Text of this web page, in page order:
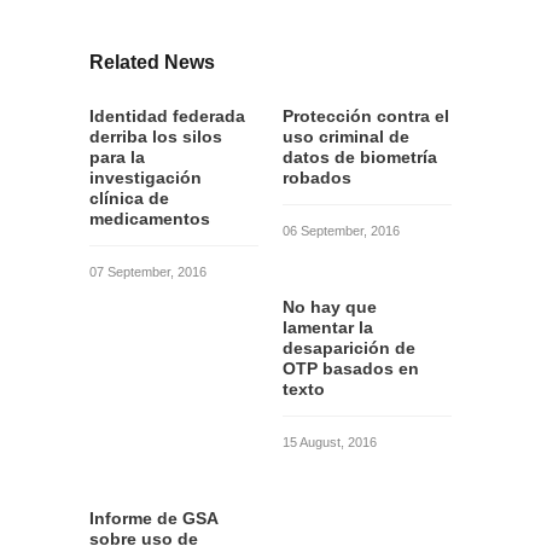
Related News
Identidad federada
derriba los silos
para la
investigación
clínica de
medicamentos
07 September, 2016
Protección contra el
uso criminal de
datos de biometría
robados
06 September, 2016
No hay que
lamentar la
desaparición de
OTP basados en
texto
15 August, 2016
Informe de GSA
sobre uso de